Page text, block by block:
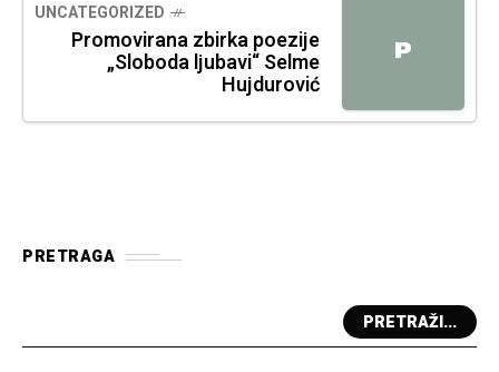
P
UNCATEGORIZED
Promovirana zbirka poezije
„Sloboda ljubavi“ Selme
Hujdurović
PRETRAGA
PRETRAŽI...